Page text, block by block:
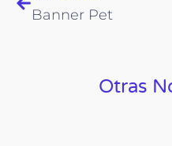
Banner Pet
Otras